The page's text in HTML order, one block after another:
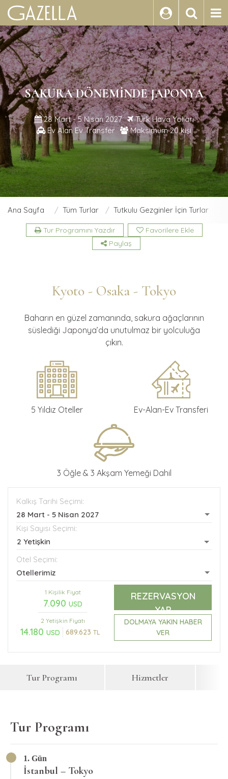
ARA
SAKURA DÖNEMINDE JAPONYA
28 Mart - 5 Nisan 2027
Türk Hava Yolları
Ev Alan Ev Transfer
Maksimum 20 kişi
Ana Sayfa Tüm Turlar Tutkulu Gezginler İçin Turlar
Tur Programını Yazdır
Favorilere Ekle
Paylaş
Kyoto - Osaka - Tokyo
Baharın en güzel zamanında, sakura ağaçlarının
süslediği Japonya’da unutulmaz bir yolculuğa
çıkın.
5 Yıldız Oteller Ev-Alan-Ev Transferi
3 Öğle & 3 Akşam Yemeği Dahil
Kalkış Tarihi Seçimi:
28 Mart - 5 Nisan 2027
Kişi Sayısı Seçimi:
2 Yetişkin
Otel Seçimi:
Otellerimiz
1 Kişilik Fiyat
7.090 USD
2 Yetişkin Fiyatı
14.180 USD 689.623 TL
REZERVASYON
YAP
DOLMAYA YAKIN HABER
VER
Tur Programı Hizmetler
Tur Programı
1. Gün
İstanbul – Tokyo